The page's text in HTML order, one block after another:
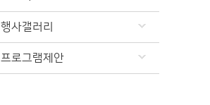
행사갤러리
프로그램제안